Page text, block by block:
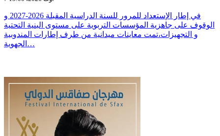
في إطار الإستعداد للمرور للسنة الدراسية المقبلة 2026-2027 و
الوقوف على جاهزية المؤسسات التربوية على مستوى البنية التحتية
و التجهيزات،تمت معاينات ميدانية من طرف إطارات المندوبية
الجهوية…